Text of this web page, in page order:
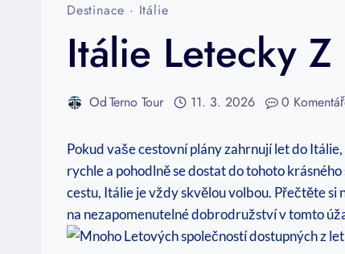
Destinace · Itálie
Itálie Letecky
OdTerno Tour 11. 3. 2026 0
Pokud vaše cestovní plány zahrnují let do Itálie,
rychle a pohodlně se dostat do tohoto
cestu, Itálie je vždy skvělou volbou. Přečtěte
na nezapomenutelné dobrodružství v tomto